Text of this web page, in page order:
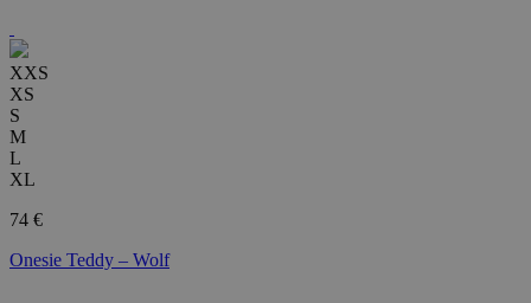
XXS
XS
S
M
L
XL
74 €
Onesie Teddy – Wolf